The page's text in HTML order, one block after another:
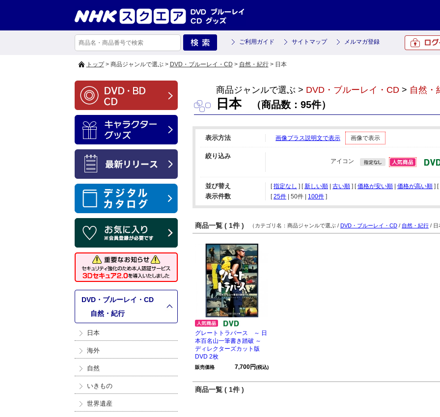
ご利用ガイド サイトマップ メルマガ登録
トップ> 商品ジャンルで選ぶ > DVD・ブルーレイ・CD > 自然・紀行> 日本
DVD・ブルーレイ・CD
自然・紀行
日本
海外
自然
いきもの
世界遺産
商品ジャンルで選ぶ > DVD・ブルーレイ・CD > 自然・
日本（商品数：95件）
表示方法 画像プラス説明文で表示 画像で表示
絞り込み
アイコン
並び替え [指定なし ] [新しい順 古い順 ] [価格が安い順 価格が高い順 ] [
表示件数 [ 25件 50件 100件 ]
商品一覧 ( 1件 ) （カテゴリ名：商品ジャンルで選ぶ / DVD・ブルーレイ・CD / 自然・紀行 / 日
グレートトラバース ～ 日
本百名山一筆書き踏破 ～
ディレクターズカット版
DVD 2枚
販売価格 7,700円(税込)
商品一覧 ( 1件 )